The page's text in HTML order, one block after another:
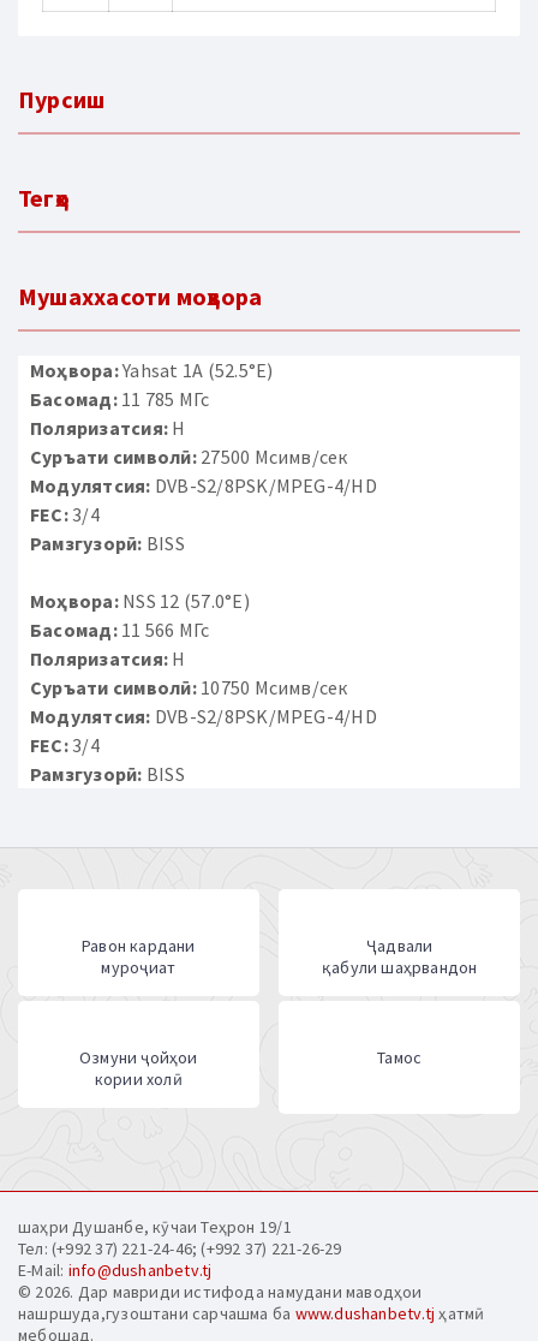
Пурсиш
Тегҳо
Мушаххасоти моҳвора
Моҳвора:Yahsat 1A (52.5°E)
Басомад:11 785 МГс
Поляризатсия: H
Суръати символӣ:27500 Мсимв/сек
Модулятсия: DVB-S2/8PSK/MPEG-4/HD
FEC:3/4
Рамзгузорӣ: BISS
Моҳвора:NSS 12 (57.0°E)
Басомад:11 566 МГс
Поляризатсия: H
Суръати символӣ:10750 Мсимв/сек
Модулятсия: DVB-S2/8PSK/MPEG-4/HD
FEC:3/4
Рамзгузорӣ: BISS
Равон кардани
муроҷиат
Ҷадвали
қабули шаҳрвандон
Озмуни ҷойҳои
кории холӣ
Тамос
шаҳри Душанбе, кӯчаи Теҳрон 19/1
Тел: (+992 37) 221-24-46; (+992 37) 221-26-29
E-Mail: info@dushanbetv.tj
© 2026. Дар мавриди истифода намудани маводҳои
нашршуда,гузоштани сарчашма ба www.dushanbetv.tj ҳатмӣ
мебошад.